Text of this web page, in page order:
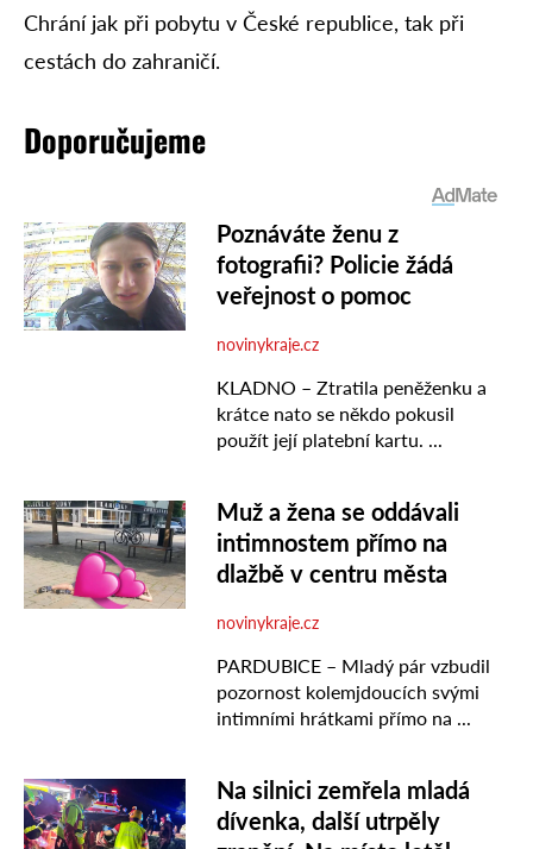
Chrání jak při pobytu v České republice, tak při
cestách do zahraničí.
Doporučujeme